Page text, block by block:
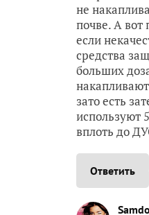
не
почве. А вот
если
средства
больших
зато есть
используют
вплоть до
Ответить